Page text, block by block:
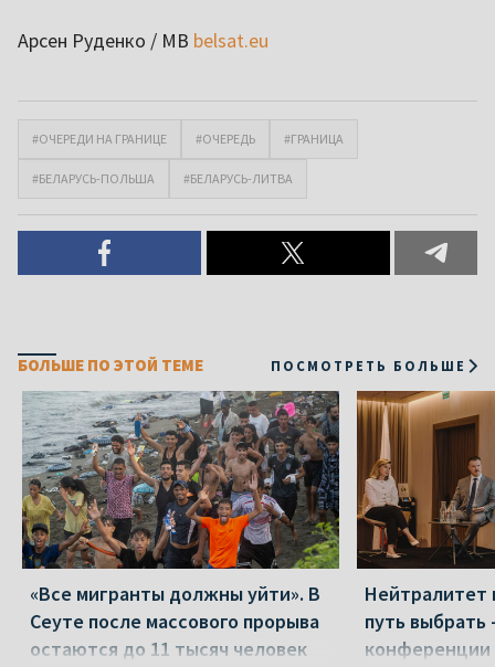
Арсен Руденко / МВ belsat.eu
#ОЧЕРЕДИ НА ГРАНИЦЕ #ОЧЕРЕДЬ #ГРАНИЦА
#БЕЛАРУСЬ-ПОЛЬША #БЕЛАРУСЬ-ЛИТВА
БОЛЬШЕ ПО ЭТОЙ ТЕМЕ ПОСМОТРЕТЬ БОЛЬШЕ
«Все мигранты должны уйти». В
Сеуте после массового прорыва
остаются до 11 тысяч человек
Нейтралитет
путь выбрать
конференции